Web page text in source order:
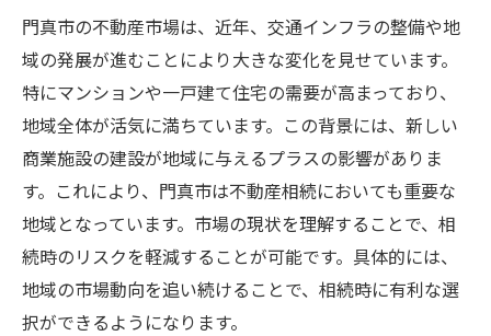
門真市の不動産市場は、近年、交通インフラの整備や地
域の発展が進むことにより大きな変化を見せています。
特にマンションや一戸建て住宅の需要が高まっており、
地域全体が活気に満ちています。この背景には、新しい
商業施設の建設が地域に与えるプラスの影響がありま
す。これにより、門真市は不動産相続においても重要な
地域となっています。市場の現状を理解することで、相
続時のリスクを軽減することが可能です。具体的には、
地域の市場動向を追い続けることで、相続時に有利な選
択ができるようになります。